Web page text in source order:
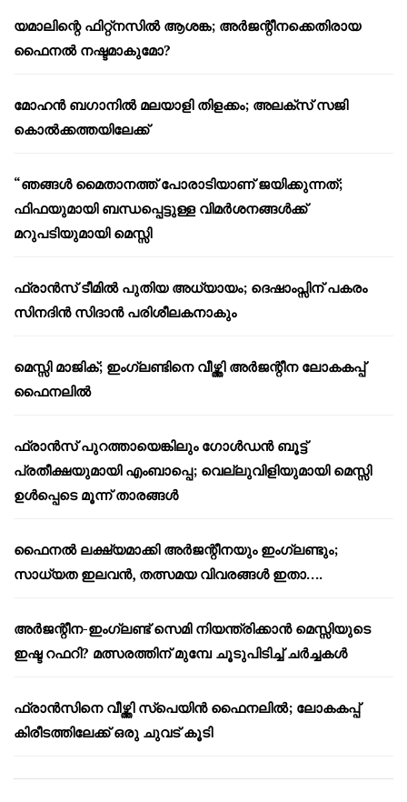
യമാലിന്റെ ഫിറ്റ്നസിൽ ആശങ്ക; അർജന്റീനക്കെതിരായ
ഫൈനൽ നഷ്ടമാകുമോ?
മോഹൻ ബഗാനിൽ മലയാളി തിളക്കം; അലക്സ് സജി
കൊൽക്കത്തയിലേക്ക്
“ഞങ്ങൾ മൈതാനത്ത് പോരാടിയാണ് ജയിക്കുന്നത്;
ഫിഫയുമായി ബന്ധപ്പെട്ടുള്ള വിമർശനങ്ങൾക്ക്
മറുപടിയുമായി മെസ്സി
ഫ്രാൻസ് ടീമിൽ പുതിയ അധ്യായം; ദെഷാംപ്സിന് പകരം
സിനദിൻ സിദാൻ പരിശീലകനാകും
മെസ്സി മാജിക്; ഇംഗ്ലണ്ടിനെ വീഴ്ത്തി അർജന്റീന ലോകകപ്പ്
ഫൈനലിൽ
ഫ്രാൻസ് പുറത്തായെങ്കിലും ഗോൾഡൻ ബൂട്ട്
പ്രതീക്ഷയുമായി എംബാപ്പെ; വെല്ലുവിളിയുമായി മെസ്സി
ഉൾപ്പെടെ മൂന്ന് താരങ്ങൾ
ഫൈനൽ ലക്ഷ്യമാക്കി അർജന്റീനയും ഇംഗ്ലണ്ടും;
സാധ്യത ഇലവൻ, തത്സമയ വിവരങ്ങൾ ഇതാ….
അർജന്റീന-ഇംഗ്ലണ്ട് സെമി നിയന്ത്രിക്കാൻ മെസ്സിയുടെ
ഇഷ്ട റഫറി? മത്സരത്തിന് മുമ്പേ ചൂടുപിടിച്ച് ചർച്ചകൾ
ഫ്രാൻസിനെ വീഴ്ത്തി സ്പെയിൻ ഫൈനലിൽ; ലോകകപ്പ്
കിരീടത്തിലേക്ക് ഒരു ചുവട് കൂടി